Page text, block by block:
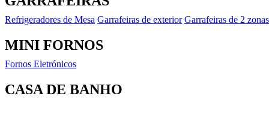
Refrigeradores de Mesa Garrafeiras de exterior Garrafeiras de 2 zonas
MINI FORNOS
Fornos Eletrónicos
CASA DE BANHO